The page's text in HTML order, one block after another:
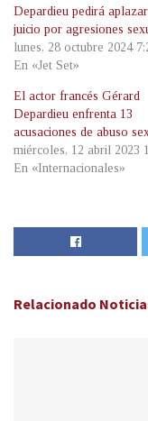
Depardieu pedirá
juicio por agresiones
lunes, 28 octubre 2024
En «Jet Set»
El actor francés Gérard
Depardieu enfrenta 13
acusaciones de abuso
miércoles, 12 abril 2023
En «Internacionales»
Relacionado